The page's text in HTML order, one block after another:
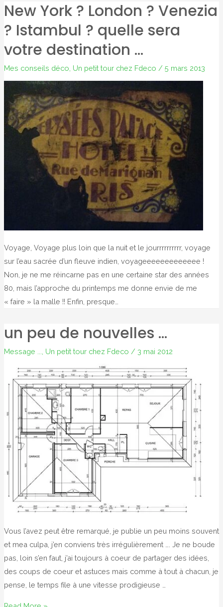
New York ? London ? Venezia
? Istambul ? quelle sera
votre destination …
Mes conseils déco Un petit tour chez Fdeco / 5 mars 2013
Voyage, Voyage plus loin que la nuit et le jourrrrrrrrrr, voyage
sur l’eau sacrée d’un fleuve indien, voyageeeeeeeeeeeee !
Non, je ne me réincarne pas en une certaine star des années
80, mais l’approche du printemps me donne envie de me
« faire » la malle !! Enfin, presque…
un peu de nouvelles …
Message ... Un petit tour chez Fdeco / 3 mai 2012
Vous l’avez peut être remarqué, je publie un peu moins souvent
et mea culpa, j’en conviens très irrégulièrement …. Je ne boude
pas, loin s’en faut, j’ai toujours à coeur de partager des idées,
des coups de coeur et astuces mais comme à tout à chacun, je
pense, le temps file à une vitesse prodigieuse …
un